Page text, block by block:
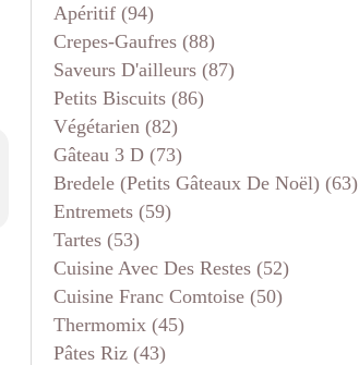
Apéritif (94)
Crepes-Gaufres (88)
Saveurs D'ailleurs (87)
Petits Biscuits (86)
Végétarien (82)
Gâteau 3 D (73)
Bredele (petits Gâteaux De Noël) (63)
Entremets (59)
Tartes (53)
Cuisine Avec Des Restes (52)
Cuisine Franc Comtoise (50)
Thermomix (45)
Pâtes Riz (43)